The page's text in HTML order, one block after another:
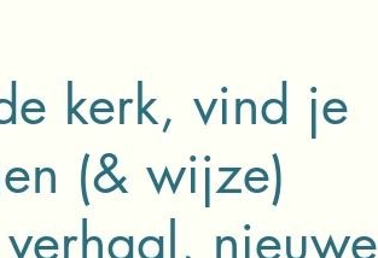
kerk, vind je
(& wijze)
nieuwe